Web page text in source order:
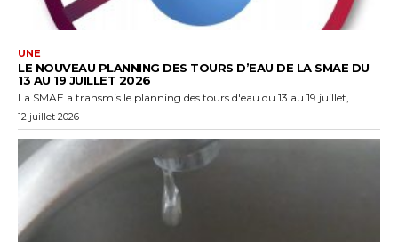
UNE
LE NOUVEAU PLANNING DES TOURS D’EAU DE LA SMAE DU
13 AU 19 JUILLET 2026
La SMAE a transmis le planning des tours d'eau du 13 au 19 juillet,...
12 juillet 2026